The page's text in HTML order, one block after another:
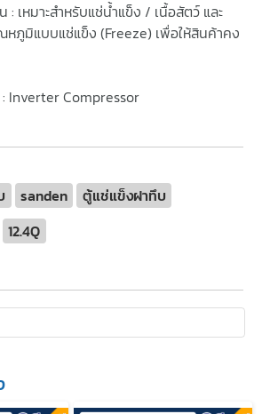
: เหมาะสำหรับแช่น้ำแข็ง / เนื้อสัตว์ และ
ภูมิแบบแช่แข็ง (Freeze) เพื่อให้สินค้าคง
Compressor
sanden
ตู้แช่แข็งฝาทึบ
12.4Q